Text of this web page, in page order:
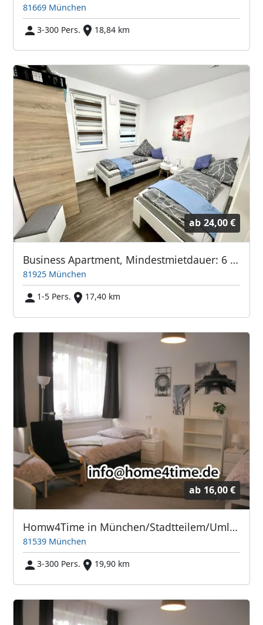
81669 München
3-300 Pers.
18,84 km
ab 24,00 €
Business Apartment, Mindestmietdauer: 6 Mon., 24 EUR p.Pers.
81925 München
1-5 Pers.
17,40 km
ab 16,00 €
Homw4Time in München/Stadtteilem/Umland
81539 München
3-300 Pers.
19,90 km